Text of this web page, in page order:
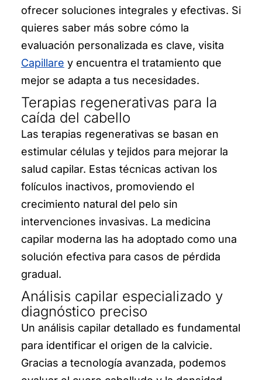
Contacto
English
ofrecer soluciones integrales y efectivas. Si
quieres saber más sobre cómo la
evaluación personalizada es clave, visita
Capillare y encuentra el tratamiento que
mejor se adapta a tus necesidades.
Terapias regenerativas para la
caída del cabello
Las terapias regenerativas se basan en
estimular células y tejidos para mejorar la
salud capilar. Estas técnicas activan los
folículos inactivos, promoviendo el
crecimiento natural del pelo sin
intervenciones invasivas. La medicina
capilar moderna las ha adoptado como una
solución efectiva para casos de pérdida
gradual.
Análisis capilar especializado y
diagnóstico preciso
Un análisis capilar detallado es fundamental
para identificar el origen de la calvicie.
Gracias a tecnología avanzada, podemos